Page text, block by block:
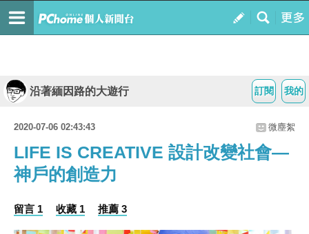
我的
訂閱
沿著緬因路的大遊行
2020-07-06 02:43:43 微塵絮
LIFE IS CREATIVE 設計改變社會—
神戶的創造力
留言 1 收藏 1 推薦 3